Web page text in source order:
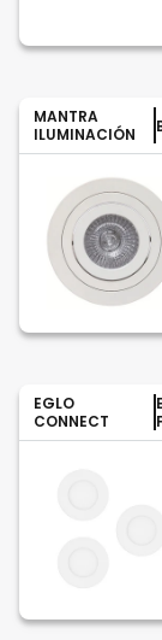
MANTRA
ILUMINACIÓN
EGLO
CONNECT